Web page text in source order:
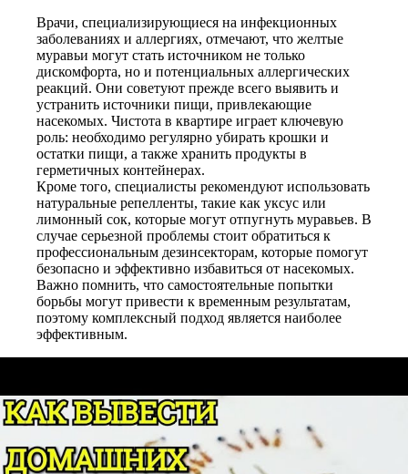
Врачи, специализирующиеся на инфекционных
заболеваниях и аллергиях, отмечают, что желтые
муравьи могут стать источником не только
дискомфорта, но и потенциальных аллергических
реакций. Они советуют прежде всего выявить и
устранить источники пищи, привлекающие
насекомых. Чистота в квартире играет ключевую
роль: необходимо регулярно убирать крошки и
остатки пищи, а также хранить продукты в
герметичных контейнерах.
Кроме того, специалисты рекомендуют использовать
натуральные репелленты, такие как уксус или
лимонный сок, которые могут отпугнуть муравьев. В
случае серьезной проблемы стоит обратиться к
профессиональным дезинсекторам, которые помогут
безопасно и эффективно избавиться от насекомых.
Важно помнить, что самостоятельные попытки
борьбы могут привести к временным результатам,
поэтому комплексный подход является наиболее
эффективным.